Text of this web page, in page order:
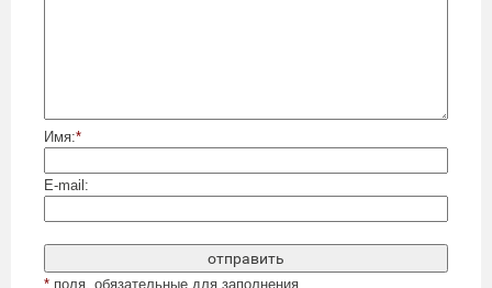
Имя:*
E-mail:
* поля, обязательные для заполнения